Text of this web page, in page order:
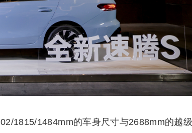
1815/1484mm的车身尺寸与2688mm的越